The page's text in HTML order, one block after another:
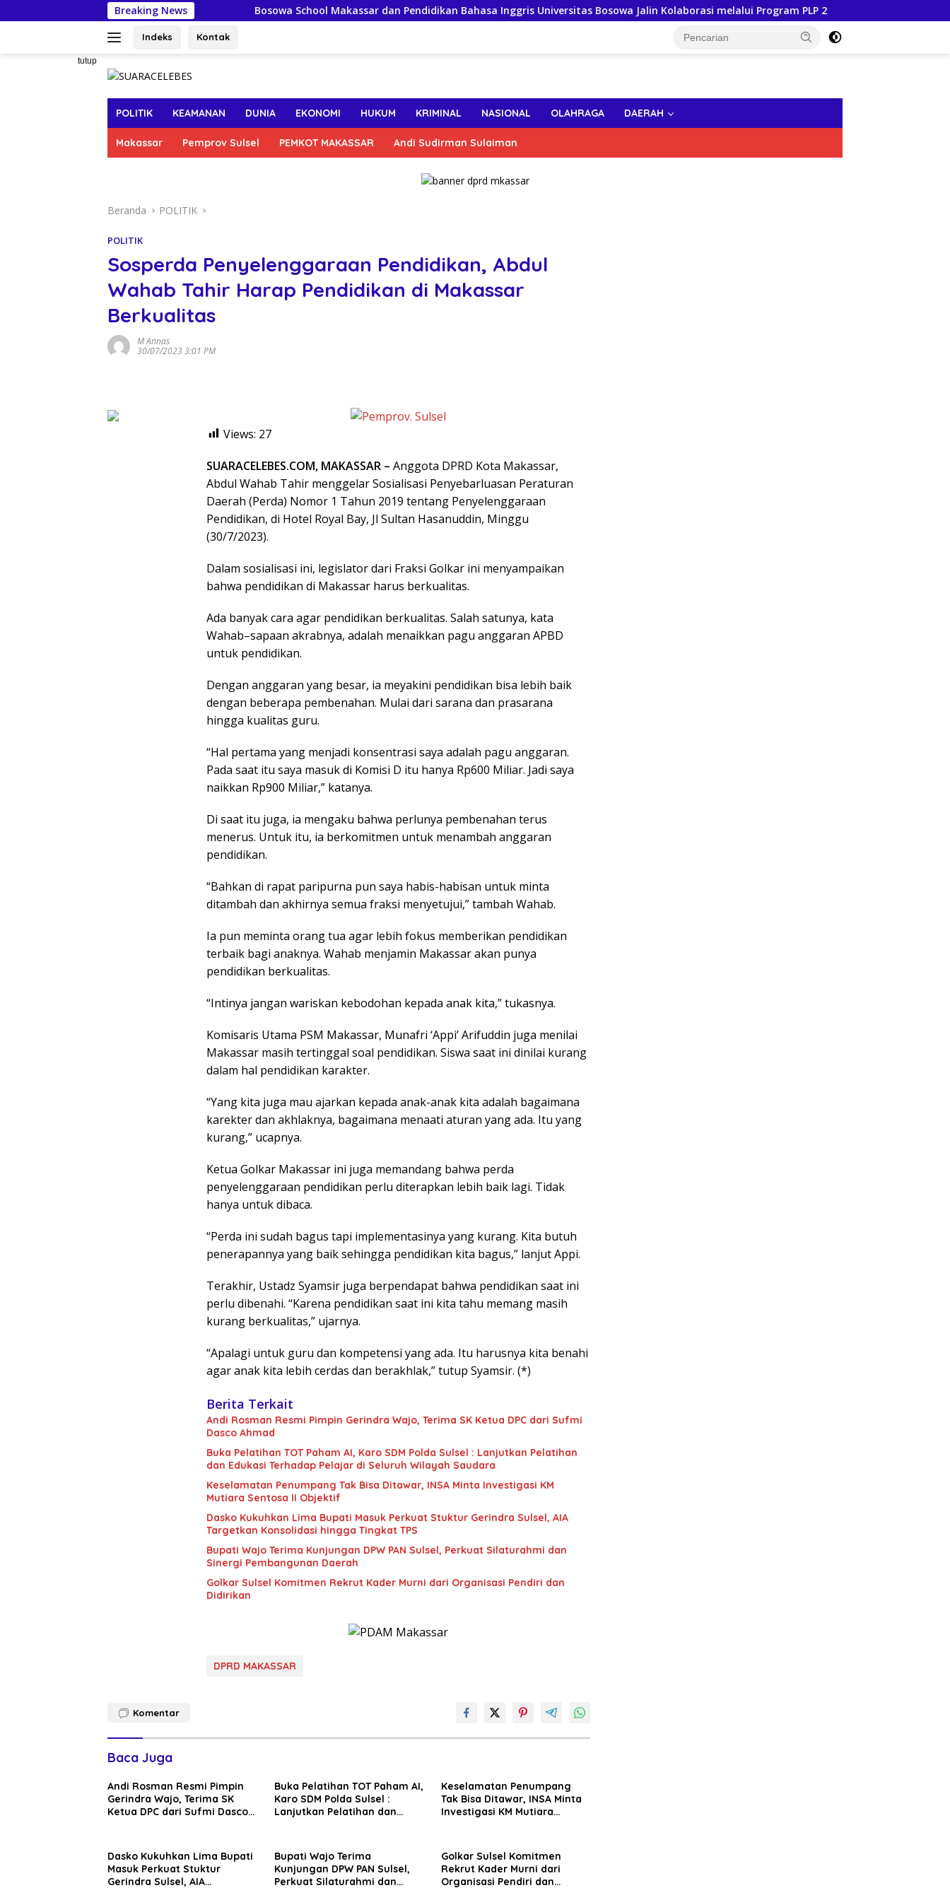
ke
Breaking News Bosowa School Makassar dan Pendidikan Bahasa Inggris Universitas Bosowa Jalin Kolaborasi melalui Program PLP 2 Buka Peluang Kuliah dan
Indeks Kontak
tutup
POLITIK KEAMANAN DUNIA EKONOMI HUKUM KRIMINAL NASIONAL OLAHRAGA DAERAH
Makassar Pemprov Sulsel PEMKOT MAKASSAR Andi Sudirman Sulaiman
Beranda POLITIK
POLITIK
Sosperda Penyelenggaraan Pendidikan, Abdul
Wahab Tahir Harap Pendidikan di Makassar
Berkualitas
M Annas
30/07/2023 3:01 PM
Views: 27
SUARACELEBES.COM, MAKASSAR – Anggota DPRD Kota Makassar,
Abdul Wahab Tahir menggelar Sosialisasi Penyebarluasan Peraturan
Daerah (Perda) Nomor 1 Tahun 2019 tentang Penyelenggaraan
Pendidikan, di Hotel Royal Bay, Jl Sultan Hasanuddin, Minggu
(30/7/2023).
Dalam sosialisasi ini, legislator dari Fraksi Golkar ini menyampaikan
bahwa pendidikan di Makassar harus berkualitas.
Ada banyak cara agar pendidikan berkualitas. Salah satunya, kata
Wahab–sapaan akrabnya, adalah menaikkan pagu anggaran APBD
untuk pendidikan.
Dengan anggaran yang besar, ia meyakini pendidikan bisa lebih baik
dengan beberapa pembenahan. Mulai dari sarana dan prasarana
hingga kualitas guru.
“Hal pertama yang menjadi konsentrasi saya adalah pagu anggaran.
Pada saat itu saya masuk di Komisi D itu hanya Rp600 Miliar. Jadi saya
naikkan Rp900 Miliar,” katanya.
Di saat itu juga, ia mengaku bahwa perlunya pembenahan terus
menerus. Untuk itu, ia berkomitmen untuk menambah anggaran
pendidikan.
“Bahkan di rapat paripurna pun saya habis-habisan untuk minta
ditambah dan akhirnya semua fraksi menyetujui,” tambah Wahab.
Ia pun meminta orang tua agar lebih fokus memberikan pendidikan
terbaik bagi anaknya. Wahab menjamin Makassar akan punya
pendidikan berkualitas.
“Intinya jangan wariskan kebodohan kepada anak kita,” tukasnya.
Komisaris Utama PSM Makassar, Munafri ‘Appi’ Arifuddin juga menilai
Makassar masih tertinggal soal pendidikan. Siswa saat ini dinilai kurang
dalam hal pendidikan karakter.
“Yang kita juga mau ajarkan kepada anak-anak kita adalah bagaimana
karekter dan akhlaknya, bagaimana menaati aturan yang ada. Itu yang
kurang,” ucapnya.
Ketua Golkar Makassar ini juga memandang bahwa perda
penyelenggaraan pendidikan perlu diterapkan lebih baik lagi. Tidak
hanya untuk dibaca.
“Perda ini sudah bagus tapi implementasinya yang kurang. Kita butuh
penerapannya yang baik sehingga pendidikan kita bagus,” lanjut Appi.
Terakhir, Ustadz Syamsir juga berpendapat bahwa pendidikan saat ini
perlu dibenahi. “Karena pendidikan saat ini kita tahu memang masih
kurang berkualitas,” ujarnya.
“Apalagi untuk guru dan kompetensi yang ada. Itu harusnya kita benahi
agar anak kita lebih cerdas dan berakhlak,” tutup Syamsir. (*)
Berita Terkait
Andi Rosman Resmi Pimpin Gerindra Wajo, Terima SK Ketua DPC dari Sufmi
Dasco Ahmad
Buka Pelatihan TOT Paham AI, Karo SDM Polda Sulsel : Lanjutkan Pelatihan
dan Edukasi Terhadap Pelajar di Seluruh Wilayah Saudara
Keselamatan Penumpang Tak Bisa Ditawar, INSA Minta Investigasi KM
Mutiara Sentosa II Objektif
Dasko Kukuhkan Lima Bupati Masuk Perkuat Stuktur Gerindra Sulsel, AIA
Targetkan Konsolidasi hingga Tingkat TPS
Bupati Wajo Terima Kunjungan DPW PAN Sulsel, Perkuat Silaturahmi dan
Sinergi Pembangunan Daerah
Golkar Sulsel Komitmen Rekrut Kader Murni dari Organisasi Pendiri dan
Didirikan
DPRD MAKASSAR
Komentar
Baca Juga
Andi Rosman Resmi Pimpin
Gerindra Wajo, Terima SK
Ketua DPC dari Sufmi Dasco
Buka Pelatihan TOT Paham AI,
Karo SDM Polda Sulsel :
Lanjutkan Pelatihan dan
Keselamatan Penumpang
Tak Bisa Ditawar, INSA Minta
Investigasi KM Mutiara
Dasko Kukuhkan Lima Bupati
Masuk Perkuat Stuktur
Gerindra Sulsel, AIA
Bupati Wajo Terima
Kunjungan DPW PAN Sulsel,
Perkuat Silaturahmi dan
Golkar Sulsel Komitmen
Rekrut Kader Murni dari
Organisasi Pendiri dan